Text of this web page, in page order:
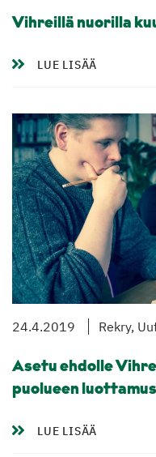
Vihreillä nuorilla
LUE LISÄÄ
24.4.2019 Rekry,
Asetu ehdolle
puolueen
LUE LISÄÄ